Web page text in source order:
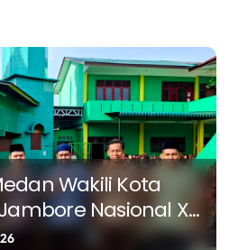
Wakili Kota
Nasional XII